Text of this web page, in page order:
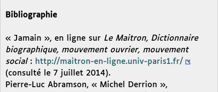
Bibliographie
« Jamain », en ligne sur Le Maitron, Dictionnaire
biographique, mouvement ouvrier, mouvement
social: http://maitron-en-ligne.univ-paris1.fr/
(consulté le 7 juillet 2014).
Pierre-Luc Abramson, « Michel Derrion »,